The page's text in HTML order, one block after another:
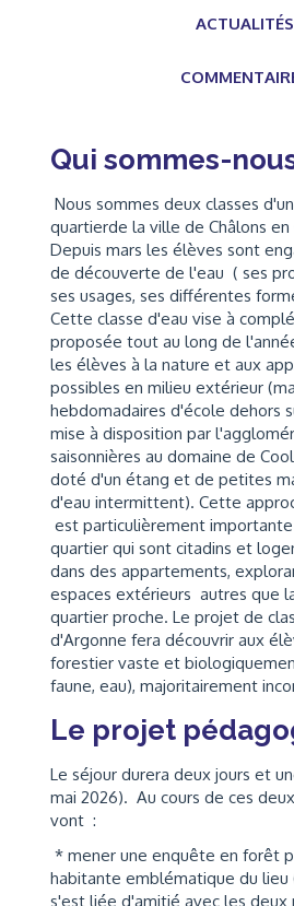
ACTUALITÉS
Qui sommes-
Nous sommes deux classes
quartierde la ville de Châlons en
Depuis mars les élèves sont
de découverte de l'eau ( ses
ses usages, ses différentes
Cette classe d'eau vise à
proposée tout au long de
les élèves à la nature et aux
possibles en milieu extérieur
hebdomadaires d'école dehors
mise à disposition par
saisonnières au domaine de
doté d'un étang et de petites
d'eau intermittent). Cette
est particulièrement
quartier qui sont citadins et
dans des appartements,
espaces extérieurs autres que
quartier proche. Le projet de
d'Argonne fera découvrir aux
forestier vaste et
faune, eau), majoritairement
Le projet
Le séjour durera deux jours et
mai 2026). Au cours de ces
vont :
* mener une enquête en forêt
habitante emblématique du lieu
s'est liée d'amitié avec les deux